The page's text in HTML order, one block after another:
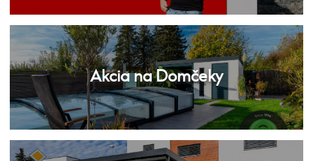
Akcia na Domčeky